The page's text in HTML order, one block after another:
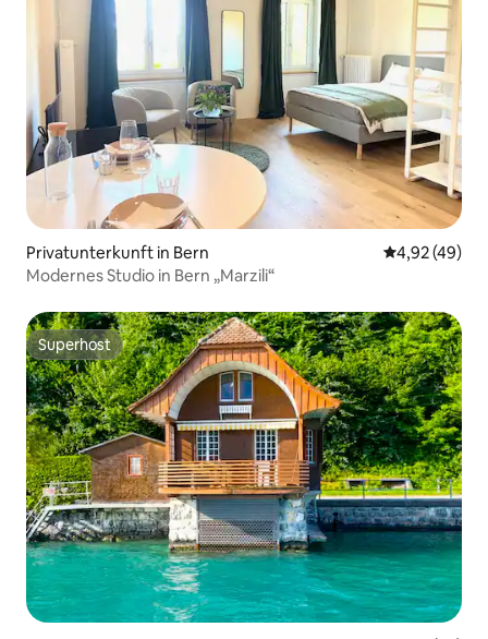
Privatunterkunft in Bern
4,92 (49)
Modernes Studio in Bern „Marzili“
Superhost
Superhost